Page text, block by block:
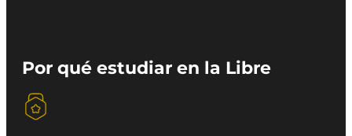
Por qué estudiar en la Libre